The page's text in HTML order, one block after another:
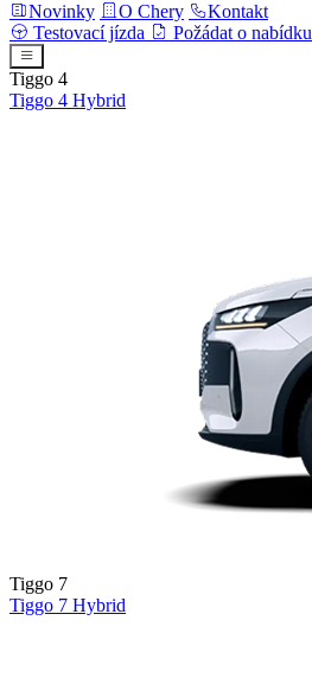
Novinky
O Chery
Kontakt
Testovací jízda
Požádat o nabídku
Tiggo 4
Tiggo 4 Hybrid
Tiggo 7
Tiggo 7 Hybrid